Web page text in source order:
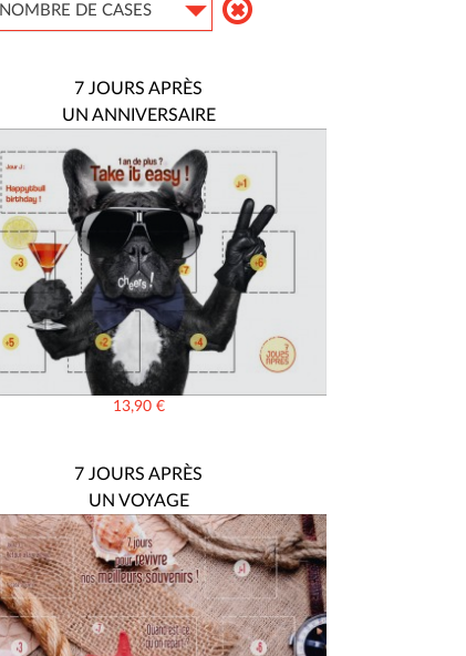
NOMBRE DE CASES
7 JOURS APRÈS
UN ANNIVERSAIRE
13,90 €
7 JOURS APRÈS
UN VOYAGE